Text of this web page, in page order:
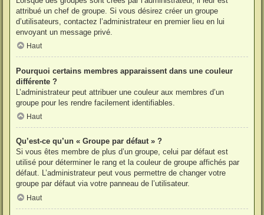
attribué un chef de groupe. Si vous désirez créer un groupe
d’utilisateurs, contactez l’administrateur en premier lieu en lui
envoyant un message privé.
Haut
Pourquoi certains membres apparaissent dans une couleur
différente ?
L’administrateur peut attribuer une couleur aux membres d’un
groupe pour les rendre facilement identifiables.
Haut
Qu’est-ce qu’un « Groupe par défaut » ?
Si vous êtes membre de plus d’un groupe, celui par défaut est
utilisé pour déterminer le rang et la couleur de groupe affichés par
défaut. L’administrateur peut vous permettre de changer votre
groupe par défaut via votre panneau de l’utilisateur.
Haut